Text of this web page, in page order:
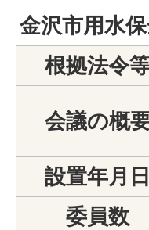
金沢市用水
根拠法令
会議の概
設置年月日
委員数